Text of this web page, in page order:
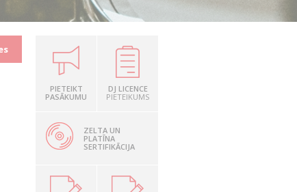
PIETEIKT
PASĀKUMU
DJ LICENCE
PIETEIKUMS
ZELTA UN
PLATĪNA
SERTIFIKĀCIJA